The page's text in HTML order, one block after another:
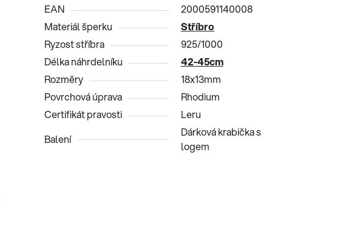
EAN
2000591140008
Materiál šperku
Stříbro
Ryzost stříbra
925/1000
Délka náhrdelníku
42-45cm
Rozměry
18x13mm
Povrchová úprava
Rhodium
Certifikát pravosti
Leru
Balení
Dárková krabička s
logem